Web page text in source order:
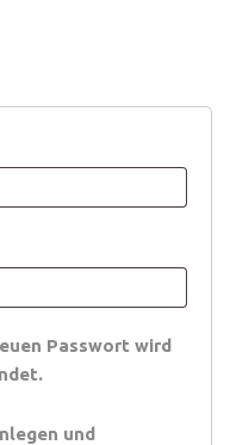
Passwort wird
und